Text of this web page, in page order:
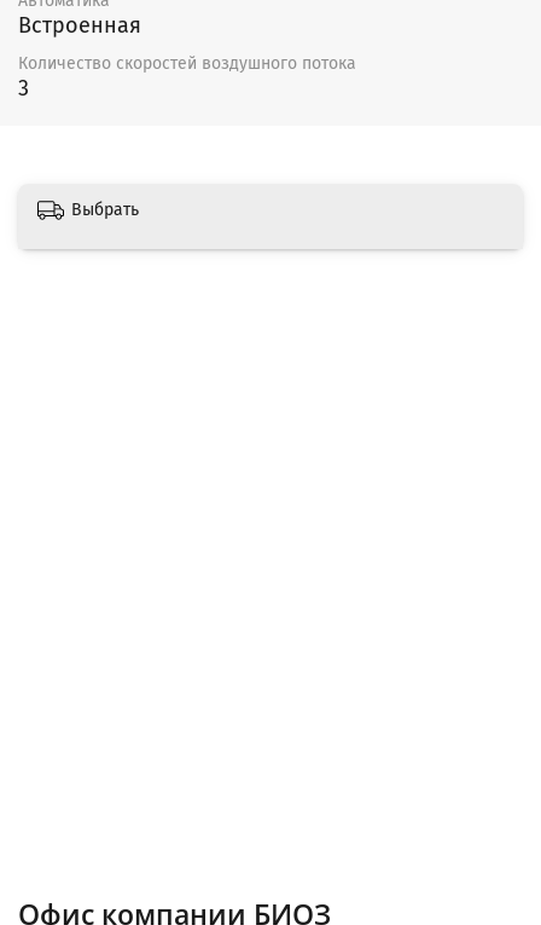
Встроенная
Количество скоростей воздушного потока
3
Выбрать
Офис компании БИОЗ